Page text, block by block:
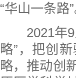
“华山一条路”
2021年9
略”，把创
略，推动创